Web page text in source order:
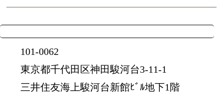
101-0062
東京都千代田区神田駿河台3-11-1
三井住友海上駿河台新館ﾋﾞﾙ地下1階